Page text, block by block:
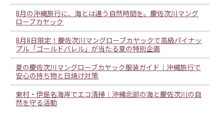
8月の沖縄旅行に、海とは違う自然時間を。慶佐次川マング
ローブカヤック
8月8日限定！慶佐次川マングローブカヤックで高級パイナッ
プル「ゴールドバレル」が当たる夏の特別企画
夏の慶佐次川マングローブカヤック服装ガイド｜沖縄旅行で
安心の持ち物と日焼け対策
東村・伊是名海岸でエコ清掃｜沖縄北部の海と慶佐次川の自
然を守る活動